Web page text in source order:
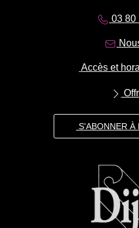
03 80
Accès et
S'ABONNER À